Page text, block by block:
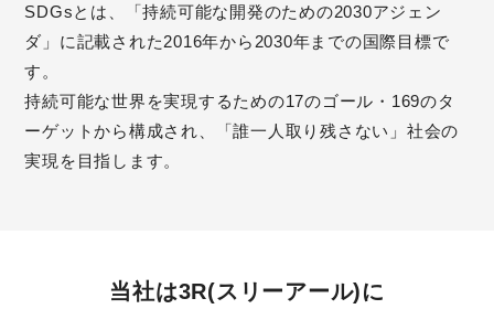
SDGsとは、「持続可能な開発のための2030アジェン
ダ」に記載された2016年から2030年までの国際目標で
す。
持続可能な世界を実現するための17のゴール・169のタ
ーゲットから構成され、「誰一人取り残さない」社会の
実現を目指します。
当社は3R(スリーアール)に